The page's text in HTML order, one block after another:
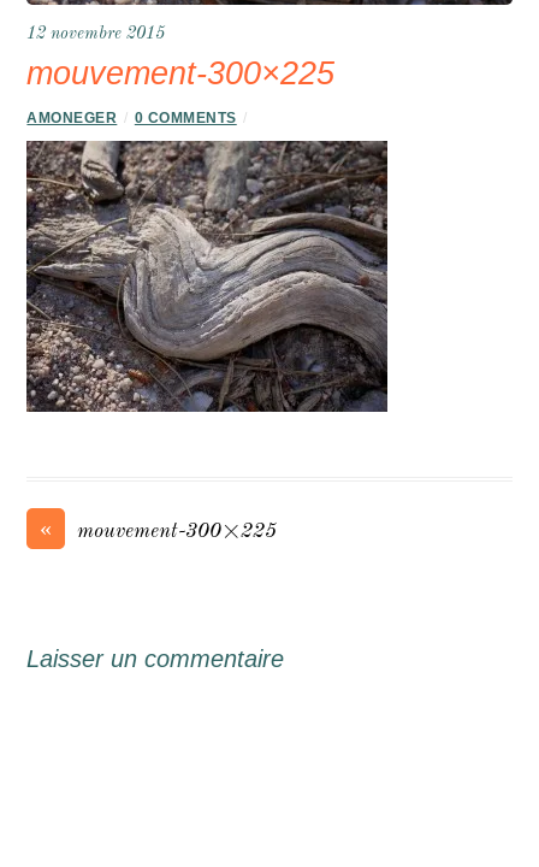
12 novembre 2015
mouvement-300×225
AMONEGER / 0 COMMENTS /
« mouvement-300×225
Laisser un commentaire